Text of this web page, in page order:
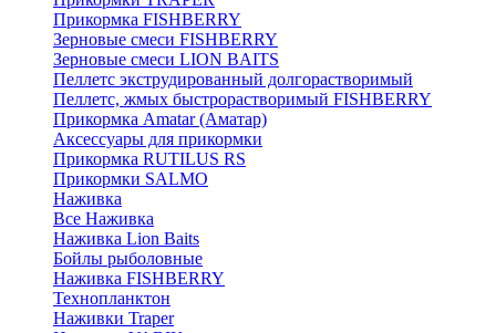
Прикормка FISHBERRY
Зерновые смеси FISHBERRY
Зерновые смеси LION BAITS
Пеллетс экструдированный долгорастворимый
Пеллетс, жмых быстрорастворимый FISHBERRY
Прикормка Amatar (Аматар)
Аксессуары для прикормки
Прикормка RUTILUS RS
Прикормки SALMO
Наживка
Все Наживка
Наживка Lion Baits
Бойлы рыболовные
Наживка FISHBERRY
Технопланктон
Наживки Traper